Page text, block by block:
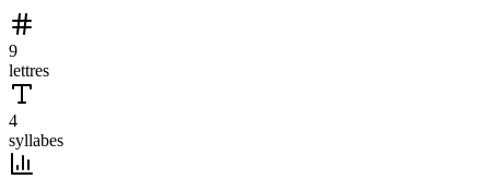
9
lettres
4
syllabes